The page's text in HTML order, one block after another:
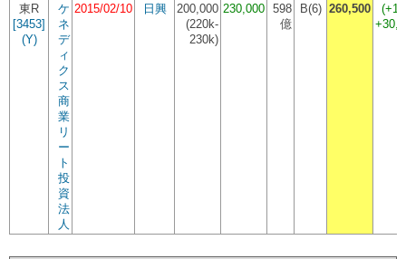
東R
[3453]
(Y)
ケ
ネ
デ
ィ
ク
ス
商
業
リ
ー
ト
投
資
法
人
2015/02/10 日興
200,000
(220k-
230k)
230,000 598
億
B(6) 260,500